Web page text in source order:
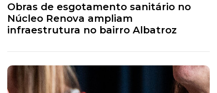
Obras de esgotamento sanitário no
Núcleo Renova ampliam
infraestrutura no bairro Albatroz